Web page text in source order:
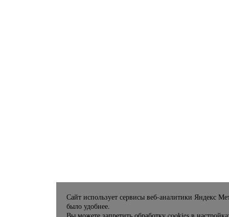
Сайт использует сервисы веб-аналитики Яндекс
было удобнее.